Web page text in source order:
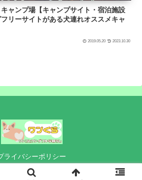
ャンプ場【キャンプサイト・宿泊施設
リーサイトがある犬連れオススメキャ
2019.05.20 2023.10.30
ライバシーポリシー
© 2016 ワンくら.